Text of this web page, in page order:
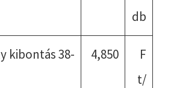
db
kibontás 38-
4,850
F
t/